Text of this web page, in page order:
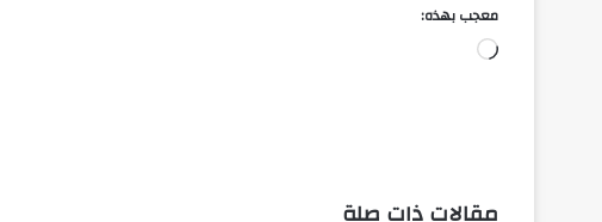
معجب بهذه:
جاري
مقالات ذات صلة